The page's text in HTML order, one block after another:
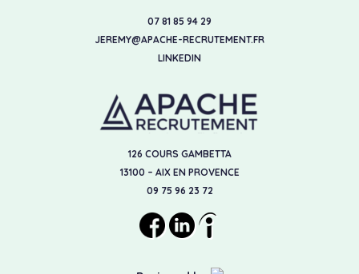
07 81 85 94 29
JEREMY@APACHE-RECRUTEMENT.FR
LINKEDIN
126 COURS GAMBETTA
13100 – AIX EN PROVENCE
09 75 96 23 72